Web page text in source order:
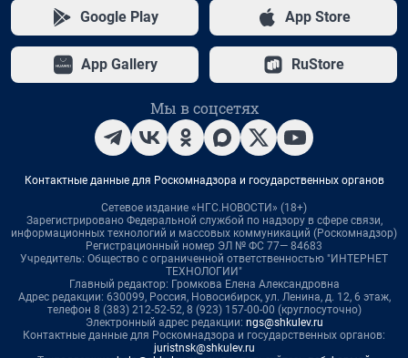
Google Play App Store
App Gallery RuStore
Мы в соцсетях
Контактные данные для Роскомнадзора и государственных органов
Сетевое издание «НГС.НОВОСТИ» (18+)
Зарегистрировано Федеральной службой по надзору в сфере связи,
информационных технологий и массовых коммуникаций (Роскомнадзор)
Регистрационный номер ЭЛ № ФС 77— 84683
Учредитель: Общество с ограниченной ответственностью "ИНТЕРНЕТ
ТЕХНОЛОГИИ"
Главный редактор: Громкова Елена Александровна
Адрес редакции: 630099, Россия, Новосибирск, ул. Ленина, д. 12, 6 этаж,
телефон 8 (383) 212-52-52, 8 (923) 157-00-00 (круглосуточно)
Электронный адрес редакции: ngs@shkulev.ru
Контактные данные для Роскомнадзора и государственных органов:
juristnsk@shkulev.ru